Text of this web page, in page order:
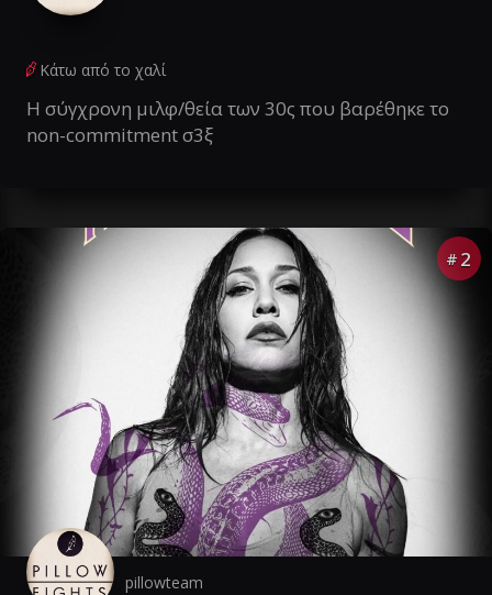
Κάτω από το χαλί
Η σύγχρονη μιλφ/θεία των 30ς που βαρέθηκε το
non-commitment σ3ξ
# 2
pillowteam